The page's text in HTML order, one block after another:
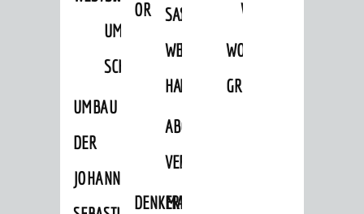
UMBAUMASSNAHME S
CHLOSS
UMBAU
DER
JOHANN-
ORTSTEILESANIERUNG
WESTLICH
HAUPTBAHNHOF
SANIERUNGSGEBIET
HILDEBRANDSCHE
MÜHLE
ABGESCHLOSSENE
VERFAHREN
DENKMALSCHUTZ
ERHALTUNGSSATZUNGEN
WINDECKPLATZ
WOCHENMARKT
GROOVE